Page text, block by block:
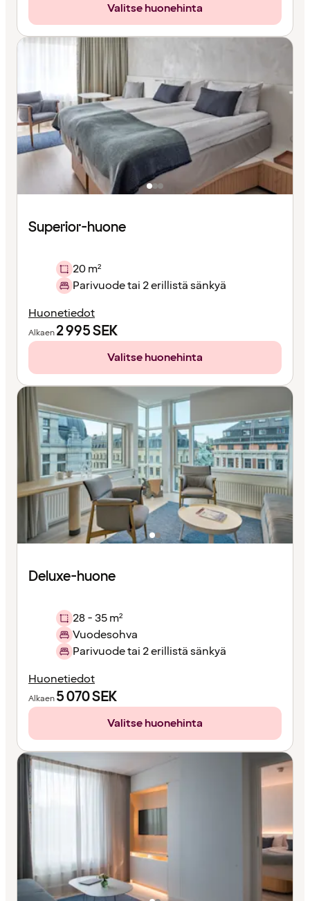
Valitse huonehinta
Superior-huone
20 m²
Parivuode tai 2 erillistä sänkyä
Huonetiedot
Alkaen2 995SEK
Valitse huonehinta
Deluxe-huone
28 - 35 m²
Vuodesohva
Parivuode tai 2 erillistä sänkyä
Huonetiedot
Alkaen5 070SEK
Valitse huonehinta